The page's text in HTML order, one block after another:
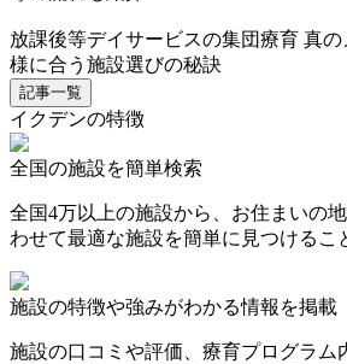
放課後等デイサービスの集団療育 真
様に合う施設選びの秘訣
記事一覧
イクデンの特徴
全国の施設を簡単検索
全国4万以上の施設から、お住まいの
わせて最適な施設を簡単に見つけるこ
施設の特徴や強みがわかる情報を掲載
施設の口コミや評価、療育プログラム